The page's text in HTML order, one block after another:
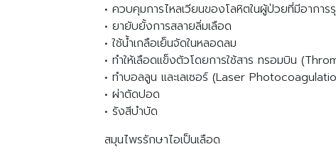
• ควบคุมการไหลเวียนของโลหิตในผู้ป่วยที่มีอาการ
• ยายับยั้งการสลายลิ่มเลือด
• ใช้น้ำเกลือเย็นจัดในหลอดลม
• ทำให้เลือดแข็งตัวโดยการใช้สาร ทรอมบิน
• ทำบอลลูน และเลเซอร์ (Laser
• ผ่าตัดปอด
• รังสีบำบัด
สมุนไพรรักษาไอเป็นเลือด